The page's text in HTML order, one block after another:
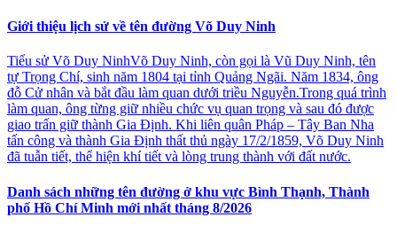
Giới thiệu lịch sử về tên đường Võ Duy Ninh
Tiểu sử Võ Duy NinhVõ Duy Ninh, còn gọi là Vũ Duy Ninh, tên
tự Trọng Chí, sinh năm 1804 tại tỉnh Quảng Ngãi. Năm 1834, ông
đỗ Cử nhân và bắt đầu làm quan dưới triều Nguyễn.Trong quá trình
làm quan, ông từng giữ nhiều chức vụ quan trọng và sau đó được
giao trấn giữ thành Gia Định. Khi liên quân Pháp – Tây Ban Nha
tấn công và thành Gia Định thất thủ ngày 17/2/1859, Võ Duy Ninh
đã tuẫn tiết, thể hiện khí tiết và lòng trung thành với đất nước.
Danh sách những tên đường ở khu vực Bình Thạnh, Thành
phố Hồ Chí Minh mới nhất tháng 8/2026